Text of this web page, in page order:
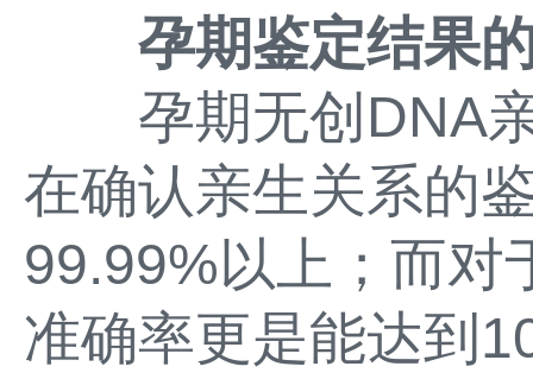
孕期鉴定结果
孕期无创DNA亲
在确认亲生关系的
99.99%以上；而对
准确率更是能达到